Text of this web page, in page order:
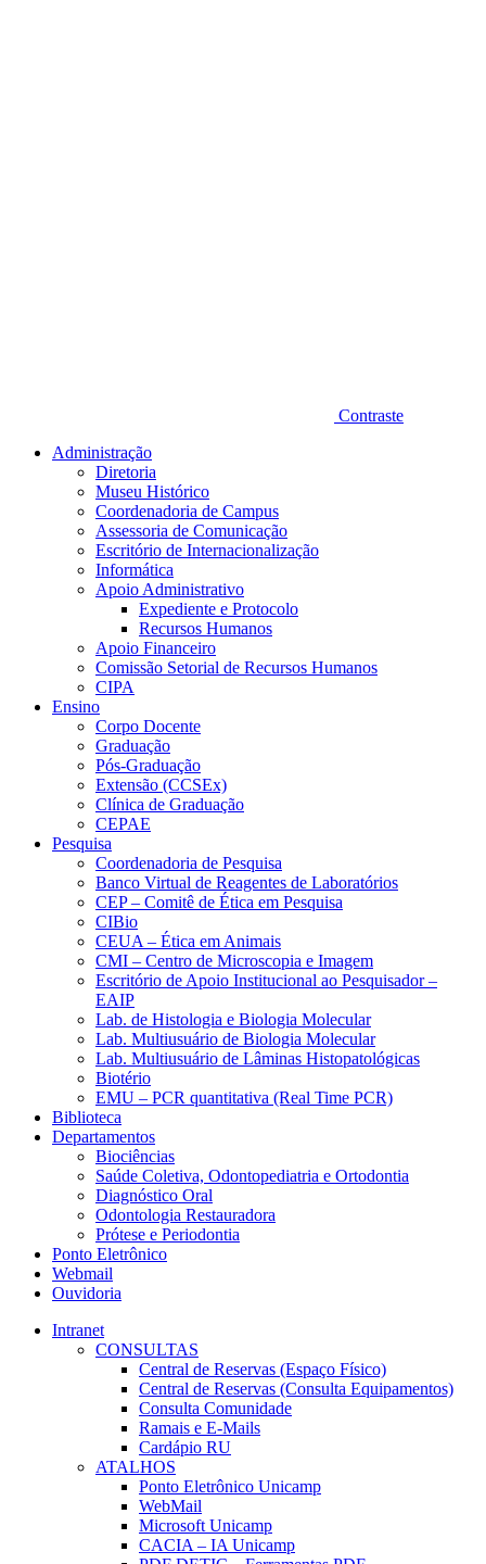
Contraste
Administração
Diretoria
Museu Histórico
Coordenadoria de Campus
Assessoria de Comunicação
Escritório de Internacionalização
Informática
Apoio Administrativo
Expediente e Protocolo
Recursos Humanos
Apoio Financeiro
Comissão Setorial de Recursos Humanos
CIPA
Ensino
Corpo Docente
Graduação
Pós-Graduação
Extensão (CCSEx)
Clínica de Graduação
CEPAE
Pesquisa
Coordenadoria de Pesquisa
Banco Virtual de Reagentes de Laboratórios
CEP – Comitê de Ética em Pesquisa
CIBio
CEUA – Ética em Animais
CMI – Centro de Microscopia e Imagem
Escritório de Apoio Institucional ao Pesquisador –
EAIP
Lab. de Histologia e Biologia Molecular
Lab. Multiusuário de Biologia Molecular
Lab. Multiusuário de Lâminas Histopatológicas
Biotério
EMU – PCR quantitativa (Real Time PCR)
Biblioteca
Departamentos
Biociências
Saúde Coletiva, Odontopediatria e Ortodontia
Diagnóstico Oral
Odontologia Restauradora
Prótese e Periodontia
Ponto Eletrônico
Webmail
Ouvidoria
Intranet
CONSULTAS
Central de Reservas (Espaço Físico)
Central de Reservas (Consulta Equipamentos)
Consulta Comunidade
Ramais e E-Mails
Cardápio RU
ATALHOS
Ponto Eletrônico Unicamp
WebMail
Microsoft Unicamp
CACIA – IA Unicamp